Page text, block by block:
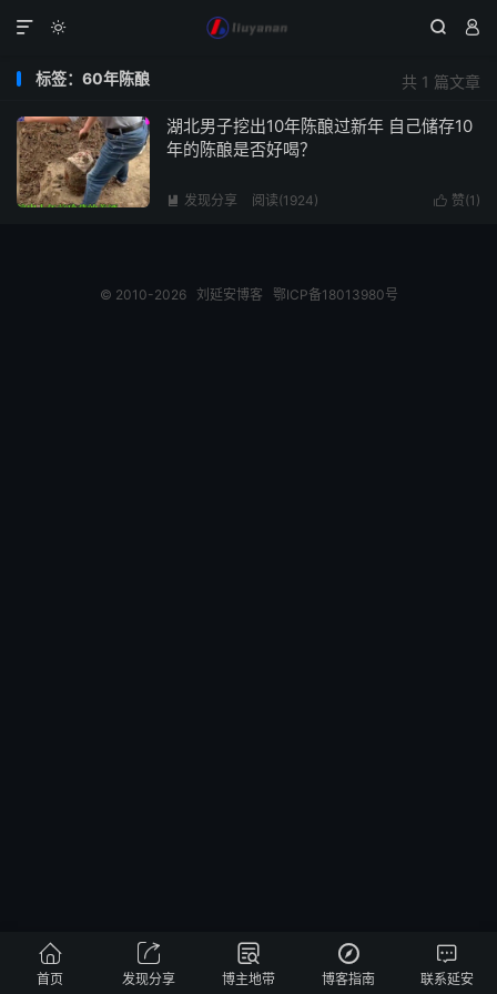
  

共 1 篇文章
标签：60年陈酿
湖北男子挖出10年陈酿过新年 自己储存10
年的陈酿是否好喝？
 赞(1 )
 发现分享 阅读(1924)
© 2010-2026 刘延安博客 鄂ICP备18013980号

首页

发现分享

博主地带

博客指南

联系延安